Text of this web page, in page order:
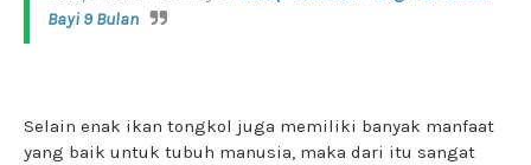
Bayi 9 Bulan
Selain enak ikan tongkol juga memiliki banyak manfaat
yang baik untuk tubuh manusia, maka dari itu sangat